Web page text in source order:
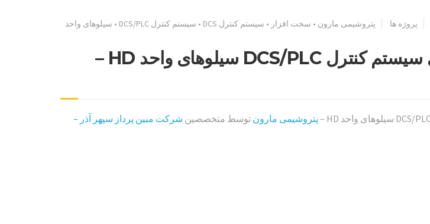
پروژه ها پتروشیمی مارون • سخت افزار • سیستم کنترل DCS • سیستم کنترل DCS/PLC • سیلوهای واحد
تغییرات نرم افزاری سیستم کنترل DCS/PLC سیلوهای واحد HD –
پتروشیمی مارون توسط متخصصین شرکت مبین پرداز سپهر آذر –